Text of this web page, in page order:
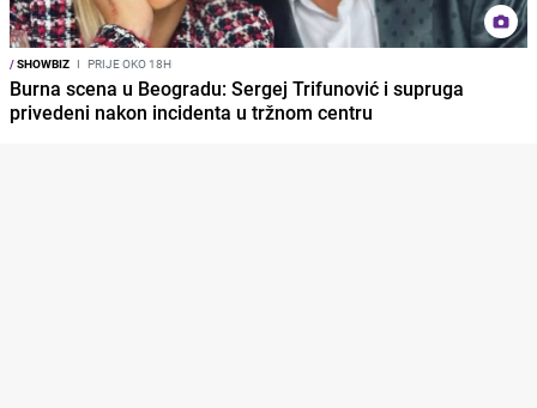
/SHOWBIZ I PRIJE OKO 18H
Burna scena u Beogradu: Sergej Trifunović i supruga
privedeni nakon incidenta u tržnom centru